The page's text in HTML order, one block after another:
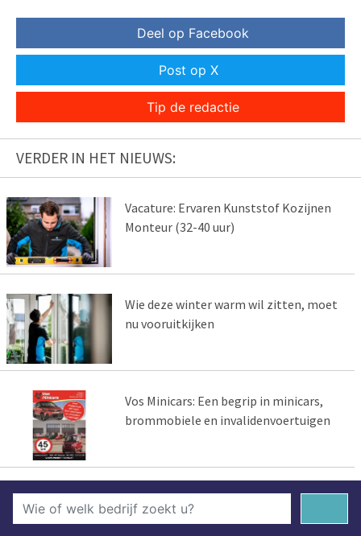
Deel op Facebook
Post op X
Tip de redactie
VERDER IN HET NIEUWS:
Vacature: Ervaren Kunststof Kozijnen
Monteur (32-40 uur)
Wie deze winter warm wil zitten, moet
nu vooruitkijken
Vos Minicars: Een begrip in minicars,
brommobiele en invalidenvoertuigen